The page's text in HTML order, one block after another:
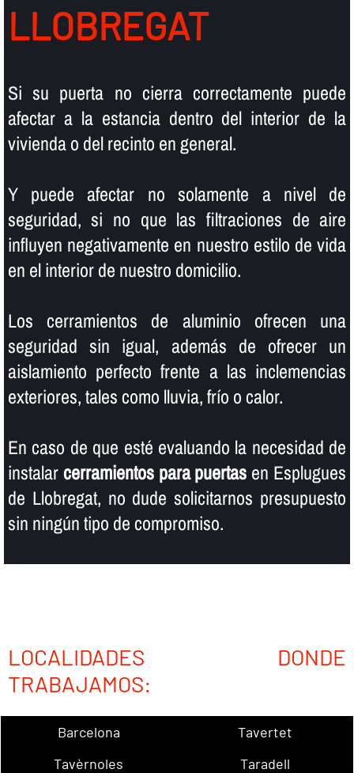
LLOBREGAT
Si su puerta no cierra correctamente puede
afectar a la estancia dentro del interior de la
vivienda o del recinto en general.
Y puede afectar no solamente a nivel de
seguridad, si no que las filtraciones de aire
influyen negativamente en nuestro estilo de vida
en el interior de nuestro domicilio.
Los cerramientos de aluminio ofrecen una
seguridad sin igual, además de ofrecer un
aislamiento perfecto frente a las inclemencias
exteriores, tales como lluvia, frí­o o calor.
En caso de que esté evaluando la necesidad de
instalarcerramientos para puertas en Esplugues
de Llobregat, no dude solicitarnos presupuesto
sin ningún tipo de compromiso.
LOCALIDADES DONDE
TRABAJAMOS:
Barcelona
Tavertet
Tavèrnoles
Taradell